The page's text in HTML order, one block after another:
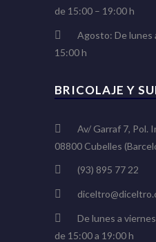
de 15:00 – 19:00 h
Agosto: De lunes
15:00 h
BRICOLAJE Y
Av/ Garraf 7, Pol.
08800 Cubelles
(93) 895 77 22
De lunes a
de 15:00 a 19:00 h